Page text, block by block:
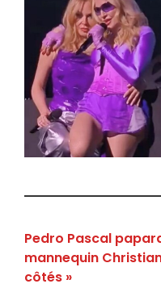
Pedro Pascal
mannequin
côtés »